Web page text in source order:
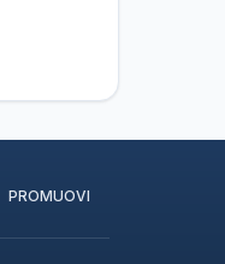
PROMUOVI